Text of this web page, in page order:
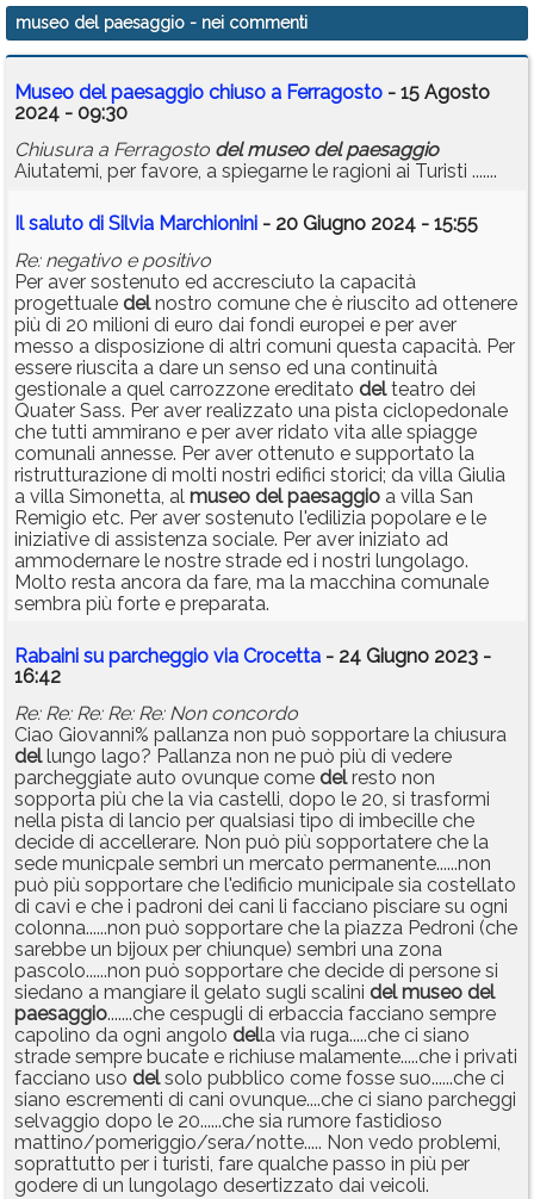
museo del paesaggio - nei commenti
Museo del paesaggio chiuso a Ferragosto - 15 Agosto
2024 - 09:30
Chiusura a Ferragosto del museo del paesaggio
Aiutatemi, per favore, a spiegarne le ragioni ai Turisti .......
Il saluto di Silvia Marchionini - 20 Giugno 2024 - 15:55
Re: negativo e positivo
Per aver sostenuto ed accresciuto la capacità
progettuale delnostro comune che è riuscito ad ottenere
più di 20 milioni di euro dai fondi europei e per aver
messo a disposizione di altri comuni questa capacità. Per
essere riuscita a dare un senso ed una continuità
gestionale a quel carrozzone ereditato delteatro dei
Quater Sass. Per aver realizzato una pista ciclopedonale
che tutti ammirano e per aver ridato vita alle spiagge
comunali annesse. Per aver ottenuto e supportato la
ristrutturazione di molti nostri edifici storici; da villa Giulia
a villa Simonetta, al museo del paesaggio a villa San
Remigio etc. Per aver sostenuto l'edilizia popolare e le
iniziative di assistenza sociale. Per aver iniziato ad
ammodernare le nostre strade ed i nostri lungolago.
Molto resta ancora da fare, ma la macchina comunale
sembra più forte e preparata.
Rabaini su parcheggio via Crocetta - 24 Giugno 2023 -
16:42
Re: Re: Re: Re: Re: Non concordo
Ciao Giovanni% pallanza non può sopportare la chiusura
dellungo lago? Pallanza non ne può più di vedere
parcheggiate auto ovunque come delresto non
sopporta più che la via castelli, dopo le 20, si trasformi
nella pista di lancio per qualsiasi tipo di imbecille che
decide di accellerare. Non può più sopportatere che la
sede municpale sembri un mercato permanente......non
può più sopportare che l'edificio municipale sia costellato
di cavi e che i padroni dei cani li facciano pisciare su ogni
colonna......non può sopportare che la piazza Pedroni (che
sarebbe un bijoux per chiunque) sembri una zona
pascolo......non può sopportare che decide di persone si
siedano a mangiare il gelato sugli scalini del museo del
paesaggio.......che cespugli di erbaccia facciano sempre
capolino da ogni angolo della via ruga.....che ci siano
strade sempre bucate e richiuse malamente.....che i privati
facciano uso delsolo pubblico come fosse suo......che ci
siano escrementi di cani ovunque....che ci siano parcheggi
selvaggio dopo le 20......che sia rumore fastidioso
mattino/pomeriggio/sera/notte..... Non vedo problemi,
soprattutto per i turisti, fare qualche passo in più per
godere di un lungolago desertizzato dai veicoli.